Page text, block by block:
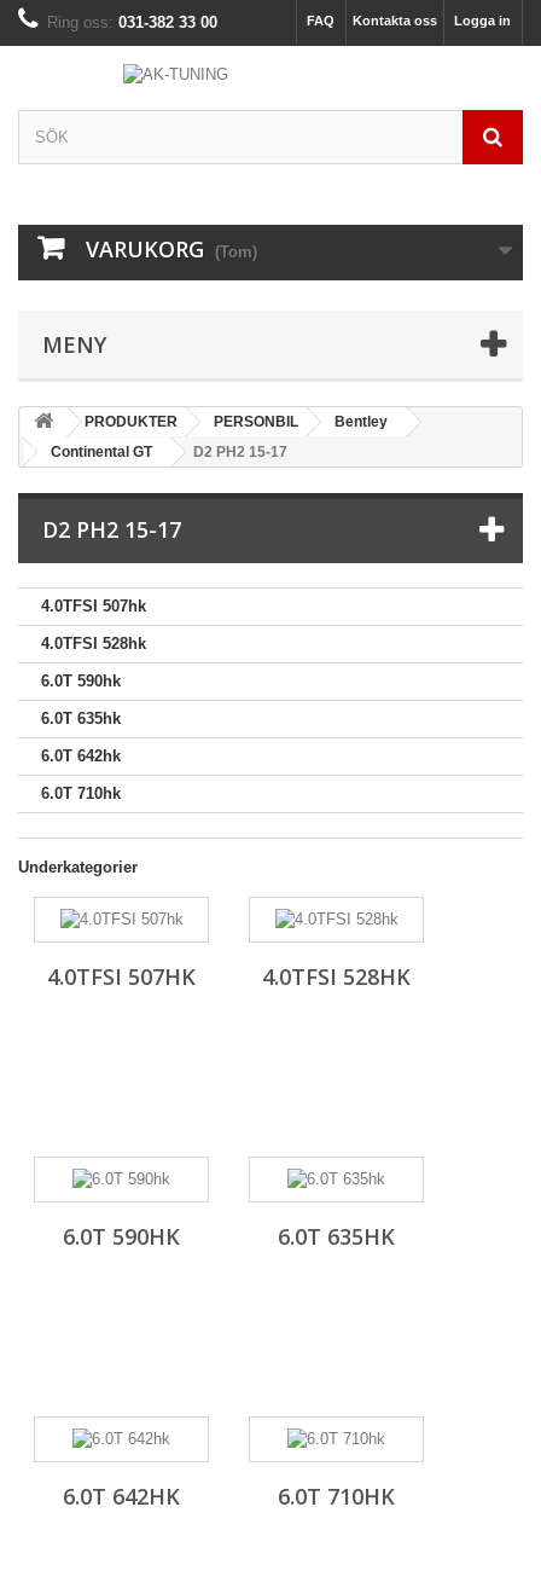
Logga in
Kontakta oss
FAQ
Ring oss: 031-382 33 00
VARUKORG (Tom)
MENY
PRODUKTER PERSONBIL
Bentley
Continental GT
D2 PH2 15-17
D2 PH2 15-17
4.0TFSI 507hk
4.0TFSI 528hk
6.0T 590hk
6.0T 635hk
6.0T 642hk
6.0T 710hk
Underkategorier
4.0TFSI 507HK 4.0TFSI 528HK
6.0T 590HK 6.0T 635HK
6.0T 642HK 6.0T 710HK